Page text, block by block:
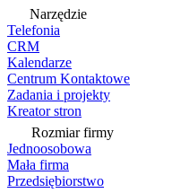
Narzędzie
Telefonia
CRM
Kalendarze
Centrum Kontaktowe
Zadania i projekty
Kreator stron
Rozmiar firmy
Jednoosobowa
Mała firma
Przedsiębiorstwo